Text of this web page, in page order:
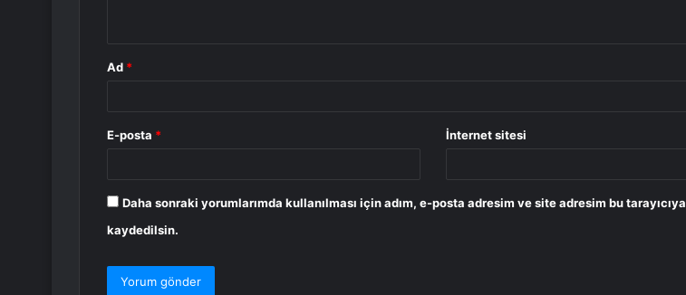
Ad *
E-posta * İnternet sitesi
Daha sonraki yorumlarımda kullanılması için adım, e-posta adresim ve site adresim bu tarayıcıya
kaydedilsin.